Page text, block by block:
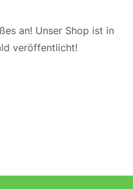
an! Unser Shop ist in
veröffentlicht!